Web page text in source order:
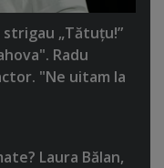
„Tătuţu!”
Radu
"Ne uitam la
Laura Bălan,